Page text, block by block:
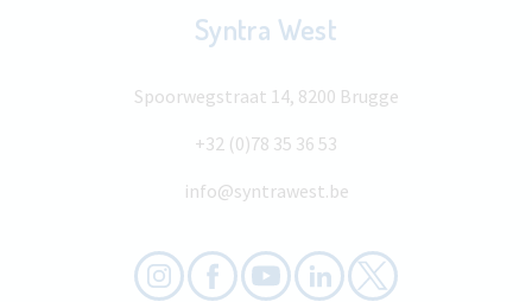
Syntra West
Spoorwegstraat 14, 8200 Brugge
+32 (0)78 35 36 53
info@syntrawest.be